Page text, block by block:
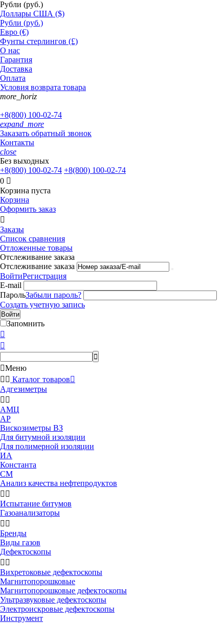
Рубли (руб.)
Доллары США ($)
Рубли (руб.)
Евро (€)
Фунты стерлингов (£)
О нас
Гарантия
Доставка
Оплата
Условия возврата товара
more_horiz
+8(800) 100-02-74
expand_more
Заказать обратный звонок
Контакты
close
Без выходных
+8(800) 100-02-74 +8(800) 100-02-74
0 
Корзина пуста
Корзина
Оформить заказ

Заказы
Список сравнения
Отложенные товары
Отслеживание заказа
Отслеживание заказа
ВойтиРегистрация
E-mail
ПарольЗабыли пароль?
Создать учетную запись
Войти
Запомнить



Меню
  Каталог товаров
Адгезиметры
 
АМЦ
АР
Вискозиметры ВЗ
Для битумной изоляции
Для полимерной изоляции
ИА
Константа
СМ
Анализ качества нефтепродуктов
 
Испытание битумов
Газоанализаторы
 
Бренды
Виды газов
Дефектоскопы
 
Вихретоковые дефектоскопы
Магнитопорошковые
Магнитопорошковые дефектоскопы
Ультразвуковые дефектоскопы
Электроискровые дефектоскопы
Инструмент